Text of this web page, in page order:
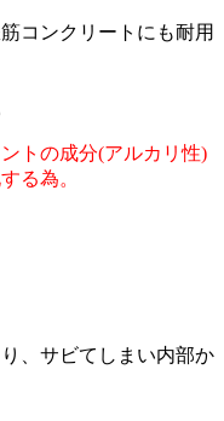
コンクリートにも耐用
トの成分(アルカリ性)
る為。
、サビてしまい内部か